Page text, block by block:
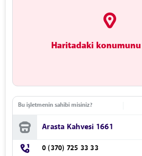
Haritadaki
Bu işletmenin sahibi misiniz?
Arasta Kahvesi 1661
0 (370) 725 33 33